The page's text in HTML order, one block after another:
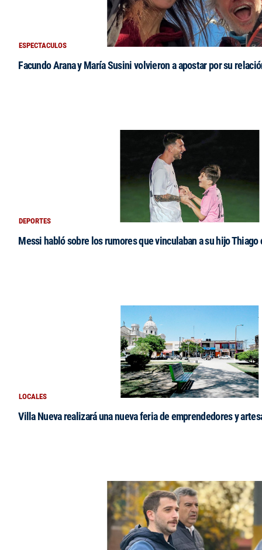
ESPECTACULOS
Facundo Arana y María Susini volvieron a apostar por su
DEPORTES
Messi habló sobre los rumores que vinculaban a su hijo Thiago
LOCALES
Villa Nueva realizará una nueva feria de emprendedores y